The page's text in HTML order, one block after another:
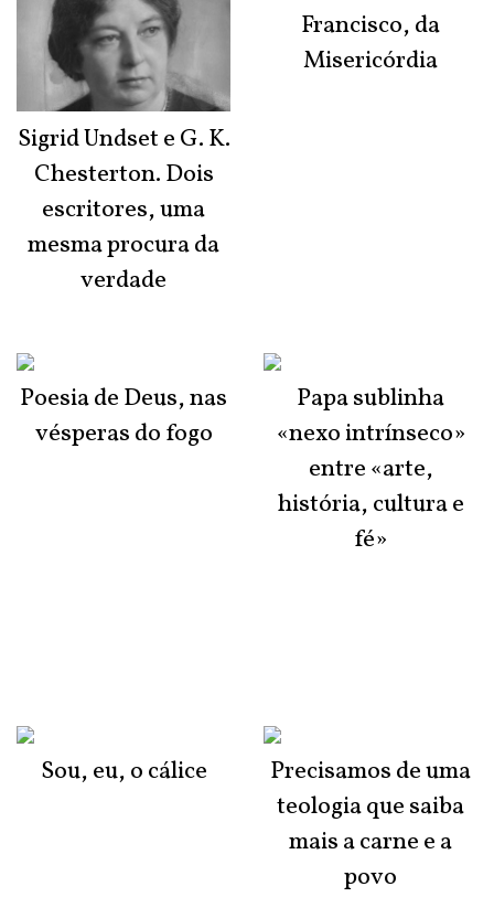
Sigrid Undset e G. K.
Chesterton. Dois
escritores, uma
mesma procura da
verdade
Poesia de Deus, nas
vésperas do fogo
Sou, eu, o cálice
Francisco, da
Misericórdia
Papa sublinha
«nexo intrínseco»
entre «arte,
história, cultura e
fé»
Precisamos de uma
teologia que saiba
mais a carne e a
povo